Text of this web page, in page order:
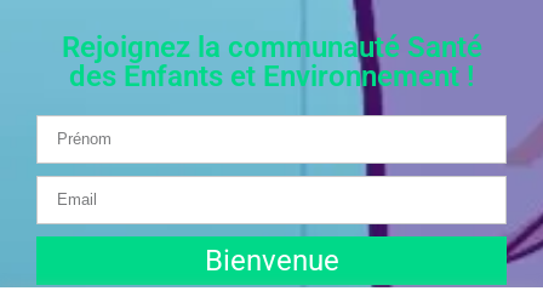
Rejoignez la communauté Santé
des Enfants et Environnement !
Bienvenue